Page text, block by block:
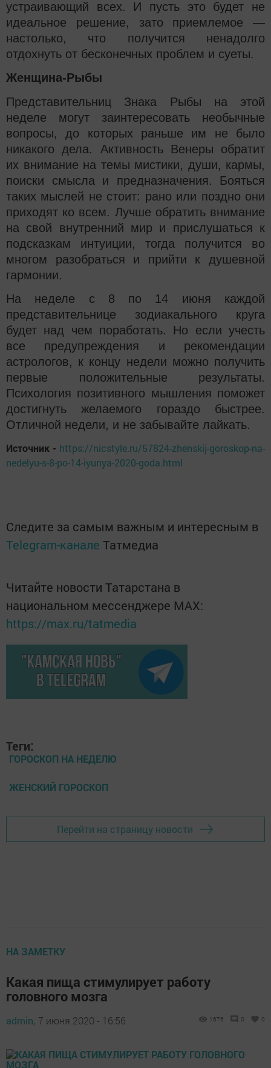
устраивающий всех. И пусть это будет не
идеальное решение, зато приемлемое —
настолько, что получится ненадолго
отдохнуть от бесконечных проблем и суеты.
Женщина-Рыбы
Представительниц Знака Рыбы на этой
неделе могут заинтересовать необычные
вопросы, до которых раньше им не было
никакого дела. Активность Венеры обратит
их внимание на темы мистики, души, кармы,
поиски смысла и предназначения. Бояться
таких мыслей не стоит: рано или поздно они
приходят ко всем. Лучше обратить внимание
на свой внутренний мир и прислушаться к
подсказкам интуиции, тогда получится во
многом разобраться и прийти к душевной
гармонии.
На неделе с 8 по 14 июня каждой
представительнице зодиакального круга
будет над чем поработать. Но если учесть
все предупреждения и рекомендации
астрологов, к концу недели можно получить
первые положительные результаты.
Психология позитивного мышления поможет
достигнуть желаемого гораздо быстрее.
Отличной недели, и не забывайте лайкать.
Источник - https://nicstyle.ru/57824-zhenskij-goroskop-na-
nedelyu-s-8-po-14-iyunya-2020-goda.html
Следите за самым важным и интересным в
Telegram-канале Татмедиа
Читайте новости Татарстана в
национальном мессенджере MАХ:
https://max.ru/tatmedia
Теги:
ГОРОСКОП НА НЕДЕЛЮ
ЖЕНСКИЙ ГОРОСКОП
Перейти на страницу новости
НА ЗАМЕТКУ
Какая пища стимулирует работу
головного мозга
admin, 7 июня 2020 - 16:56 1676 0 0